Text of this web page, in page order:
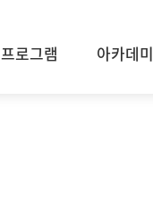
프로그램 아카데미